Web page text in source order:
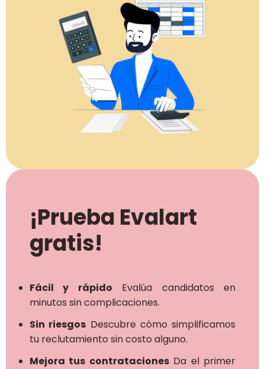
¡Prueba Evalart
gratis!
Fácil y rápido Evalúa candidatos en
minutos sin complicaciones.
Sin riesgos Descubre cómo simplificamos
tu reclutamiento sin costo alguno.
Mejora tus contratacionesDa el primer